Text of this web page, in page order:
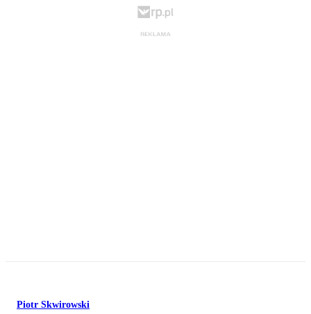
Piotr Skwirowski